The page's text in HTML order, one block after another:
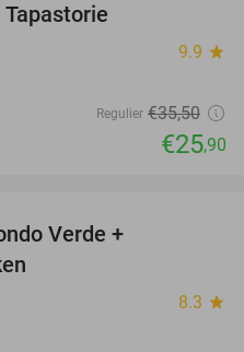
9.9 star
Regulier €35,50
€25,90
Verde +
8.3 star